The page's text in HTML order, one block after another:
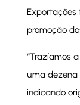
Exportações
promoção
“Trazíamos
uma dezena
indicando